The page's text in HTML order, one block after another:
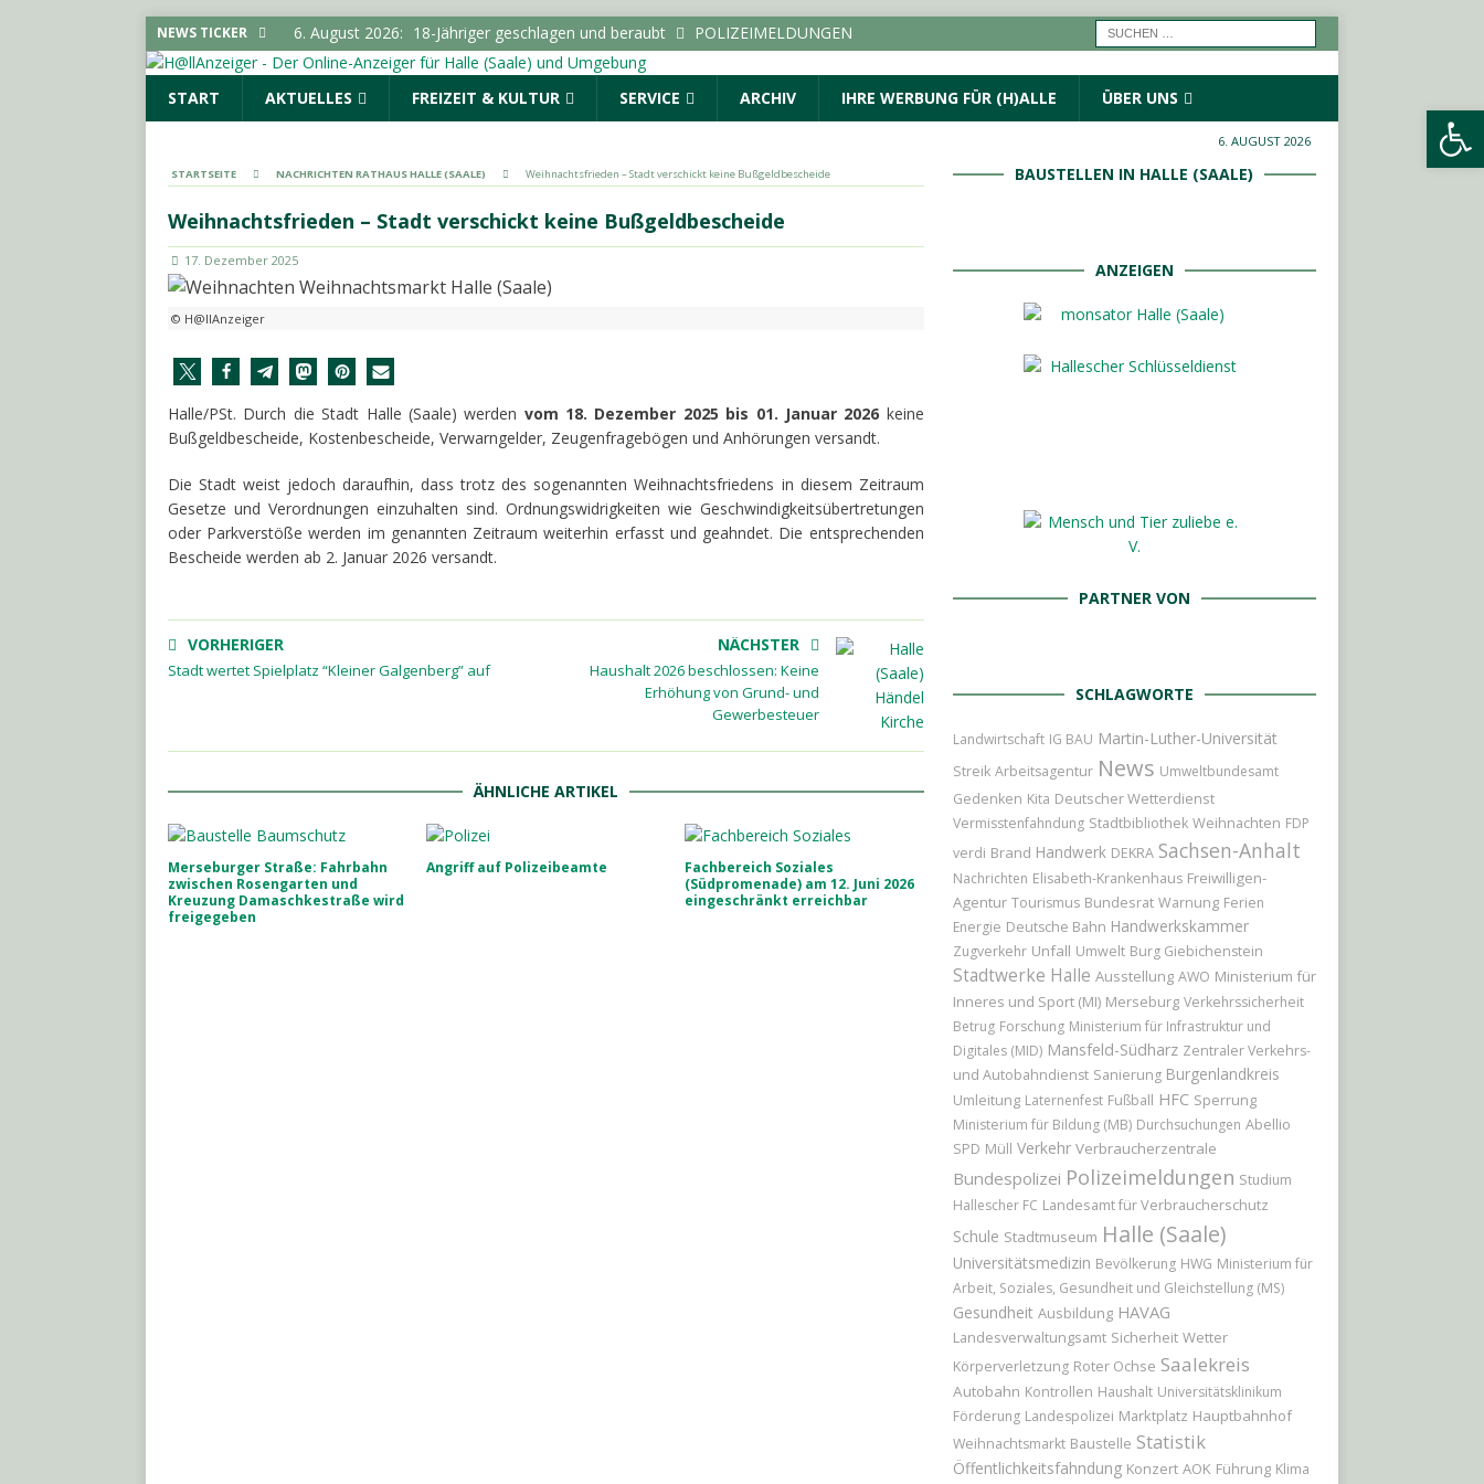
NEWS TICKER 6. August 2026: 18-Jähriger geschlagen und beraubt
POLIZEIMELDUNGEN
6. August 2026: Hirtenstraße wird wegen der Verlegung von Fernwärmeleitungen
gesperrt
LOKALE NACHRICHTEN - HALLE (SAALE) & UMGEBUNG
LOKALE NACHRICHTEN - HALLE (SAALE) & UMGEBUNG
6. August 2026:
START AKTUELLES FREIZEIT & KULTUR SERVICE ARCHIV IHRE WERBUNG FÜR (H)ALLE ÜBER UNS
6. AUGUST 2026
STARTSEITE NACHRICHTEN RATHAUS HALLE (SAALE) Weihnachtsfrieden – Stadt verschickt keine Bußgeldbescheide
Weihnachtsfrieden – Stadt verschickt keine Bußgeldbescheide
17. Dezember 2025
© H@llAnzeiger
Halle/PSt. Durch die Stadt Halle (Saale) werden vom 18. Dezember 2025 bis 01. Januar 2026 keine
Bußgeldbescheide, Kostenbescheide, Verwarngelder, Zeugenfragebögen und Anhörungen versandt.
Die Stadt weist jedoch daraufhin, dass trotz des sogenannten Weihnachtsfriedens in diesem Zeitraum
Gesetze und Verordnungen einzuhalten sind. Ordnungswidrigkeiten wie Geschwindigkeitsübertretungen
oder Parkverstöße werden im genannten Zeitraum weiterhin erfasst und geahndet. Die entsprechenden
Bescheide werden ab 2. Januar 2026 versandt.
VORHERIGER
Stadt wertet Spielplatz “Kleiner Galgenberg” auf
NÄCHSTER
Haushalt 2026 beschlossen: Keine
Erhöhung von Grund- und
Gewerbesteuer
ÄHNLICHE ARTIKEL
Merseburger Straße: Fahrbahn
zwischen Rosengarten und
Kreuzung Damaschkestraße wird
freigegeben
Angriff auf Polizeibeamte
Fachbereich Soziales
(Südpromenade) am 12. Juni 2026
eingeschränkt erreichbar
BAUSTELLEN IN HALLE (SAALE)
ANZEIGEN
PARTNER VON
SCHLAGWORTE
Landwirtschaft IG BAU Martin-Luther-Universität
Streik Arbeitsagentur News Umweltbundesamt
Gedenken Kita Deutscher Wetterdienst
Vermisstenfahndung Stadtbibliothek Weihnachten FDP
verdi Brand Handwerk DEKRA Sachsen-Anhalt
Nachrichten Elisabeth-Krankenhaus Freiwilligen-
Agentur Tourismus Bundesrat Warnung Ferien
Energie Deutsche Bahn Handwerkskammer
Zugverkehr Unfall Umwelt Burg Giebichenstein
Stadtwerke Halle Ausstellung AWO Ministerium für
Inneres und Sport (MI) Merseburg Verkehrssicherheit
Betrug Forschung Ministerium für Infrastruktur und
Digitales (MID) Mansfeld-Südharz Zentraler Verkehrs-
und Autobahndienst Sanierung Burgenlandkreis
Umleitung Laternenfest Fußball HFC Sperrung
Ministerium für Bildung (MB) Durchsuchungen Abellio
SPD Müll Verkehr Verbraucherzentrale
Bundespolizei Polizeimeldungen Studium
Hallescher FC Landesamt für Verbraucherschutz
Schule Stadtmuseum Halle (Saale)
Universitätsmedizin Bevölkerung HWG Ministerium für
Arbeit, Soziales, Gesundheit und Gleichstellung (MS)
Gesundheit Ausbildung HAVAG
Landesverwaltungsamt Sicherheit Wetter
Körperverletzung Roter Ochse Saalekreis
Autobahn Kontrollen Haushalt Universitätsklinikum
Förderung Landespolizei Marktplatz Hauptbahnhof
Weihnachtsmarkt Baustelle Statistik
Öffentlichkeitsfahndung Konzert AOK Führung Klima
Werkzeugleiste öffnen